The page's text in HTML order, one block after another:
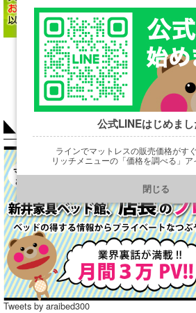
・本体サイズ（シングルサイズ、ダブル
・ボトムの種類（セミフレックスボト
・生地カラー（3色より）
Tweets by araibed300
公式LINEはじめまし
ラインでマットレスの販売価格がす
リッチメニューの「価格を調べる」
https://line.me/R/ti/p/
閉じる